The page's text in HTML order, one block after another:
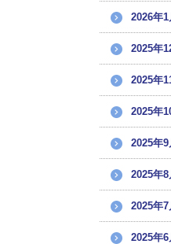
2026年1
2025年
2025年
2025年
2025年9
2025年8
2025年7
2025年6